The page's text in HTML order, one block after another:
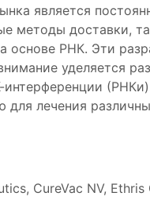
является
методы доставки,
основе РНК. Эти
уделяется
лечения
CureVac NV, Ethris